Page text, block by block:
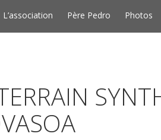
L’association Père Pedro Photos